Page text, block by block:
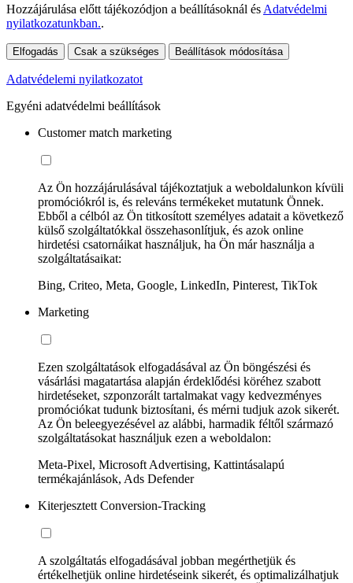
Hozzájárulása előtt tájékozódjon a beállításoknál és Adatvédelmi
nyilatkozatunkban..
Elfogadás Csak a szükséges Beállítások módosítása
Adatvédelemi nyilatkozatot
Egyéni adatvédelmi beállítások
Customer match marketing
Az Ön hozzájárulásával tájékoztatjuk a weboldalunkon kívüli
promóciókról is, és releváns termékeket mutatunk Önnek.
Ebből a célból az Ön titkosított személyes adatait a következő
külső szolgáltatókkal összehasonlítjuk, és azok online
hirdetési csatornáikat használjuk, ha Ön már használja a
szolgáltatásaikat:
Bing, Criteo, Meta, Google, LinkedIn, Pinterest, TikTok
Marketing
Ezen szolgáltatások elfogadásával az Ön böngészési és
vásárlási magatartása alapján érdeklődési köréhez szabott
hirdetéseket, szponzorált tartalmakat vagy kedvezményes
promóciókat tudunk biztosítani, és mérni tudjuk azok sikerét.
Az Ön beleegyezésével az alábbi, harmadik féltől származó
szolgáltatásokat használjuk ezen a weboldalon:
Meta-Pixel, Microsoft Advertising, Kattintásalapú
termékajánlások, Ads Defender
Kiterjesztett Conversion-Tracking
A szolgáltatás elfogadásával jobban megérthetjük és
értékelhetjük online hirdetéseink sikerét, és optimalizálhatjuk